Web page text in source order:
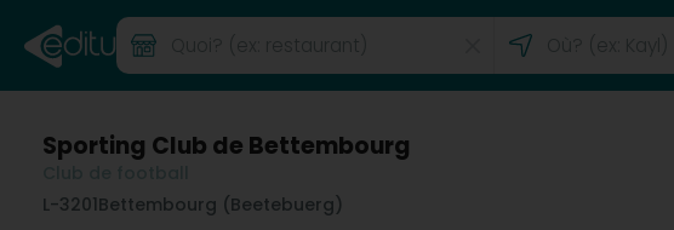
Sporting Club de Bettembourg
L-3201Bettembourg (Beetebuerg)